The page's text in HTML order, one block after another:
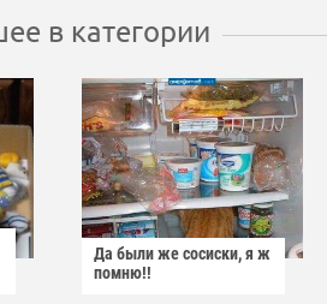
в категории
Да были же сосиски, я ж
помню!!